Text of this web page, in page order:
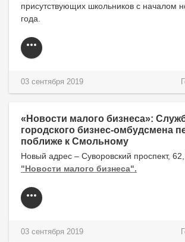
присутствующих школьников с началом
года.
03 сентября 2019
«Новости малого бизнеса»:
городского бизнес-омбудсмена
поближе к Смольному
Новый адрес – Суворовский проспект,
"Новости малого бизнеса".
03 сентября 2019